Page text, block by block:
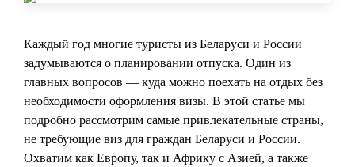
Каждый год многие туристы из Беларуси и России
задумываются о планировании отпуска. Один из
главных вопросов — куда можно поехать на отдых без
необходимости оформления визы. В этой статье мы
подробно рассмотрим самые привлекательные страны,
не требующие виз для граждан Беларуси и России.
Охватим как Европу, так и Африку с Азией, а также